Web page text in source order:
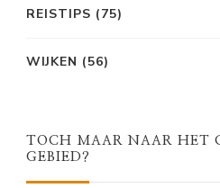
REISTIPS (75)
WIJKEN (56)
TOCH MAAR NAAR HET
GEBIED?